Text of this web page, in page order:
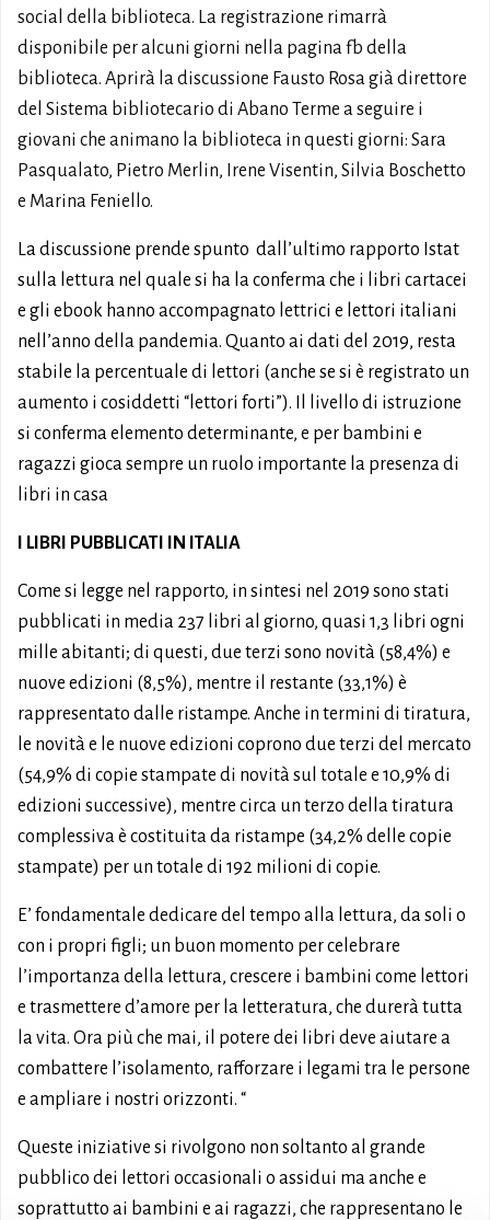
social della biblioteca. La registrazione rimarrà
disponibile per alcuni giorni nella pagina fb della
biblioteca. Aprirà la discussione Fausto Rosa già direttore
del Sistema bibliotecario di Abano Terme a seguire i
giovani che animano la biblioteca in questi giorni: Sara
Pasqualato, Pietro Merlin, Irene Visentin, Silvia Boschetto
e Marina Feniello.
La discussione prende spunto dall’ultimo rapporto Istat
sulla lettura nel quale si ha la conferma che i libri cartacei
e gli ebook hanno accompagnato lettrici e lettori italiani
nell’anno della pandemia. Quanto ai dati del 2019, resta
stabile la percentuale di lettori (anche se si è registrato un
aumento i cosiddetti “lettori forti”). Il livello di istruzione
si conferma elemento determinante, e per bambini e
ragazzi gioca sempre un ruolo importante la presenza di
libri in casa
I LIBRI PUBBLICATI IN ITALIA
Come si legge nel rapporto, in sintesi nel 2019 sono stati
pubblicati in media 237 libri al giorno, quasi 1,3 libri ogni
mille abitanti; di questi, due terzi sono novità (58,4%) e
nuove edizioni (8,5%), mentre il restante (33,1%) è
rappresentato dalle ristampe. Anche in termini di tiratura,
le novità e le nuove edizioni coprono due terzi del mercato
(54,9% di copie stampate di novità sul totale e 10,9% di
edizioni successive), mentre circa un terzo della tiratura
complessiva è costituita da ristampe (34,2% delle copie
stampate) per un totale di 192 milioni di copie.
E’ fondamentale dedicare del tempo alla lettura, da soli o
con i propri figli; un buon momento per celebrare
l’importanza della lettura, crescere i bambini come lettori
e trasmettere d’amore per la letteratura, che durerà tutta
la vita. Ora più che mai, il potere dei libri deve aiutare a
combattere l’isolamento, rafforzare i legami tra le persone
e ampliare i nostri orizzonti. “
Queste iniziative si rivolgono non soltanto al grande
pubblico dei lettori occasionali o assidui ma anche e
soprattutto ai bambini e ai ragazzi, che rappresentano le